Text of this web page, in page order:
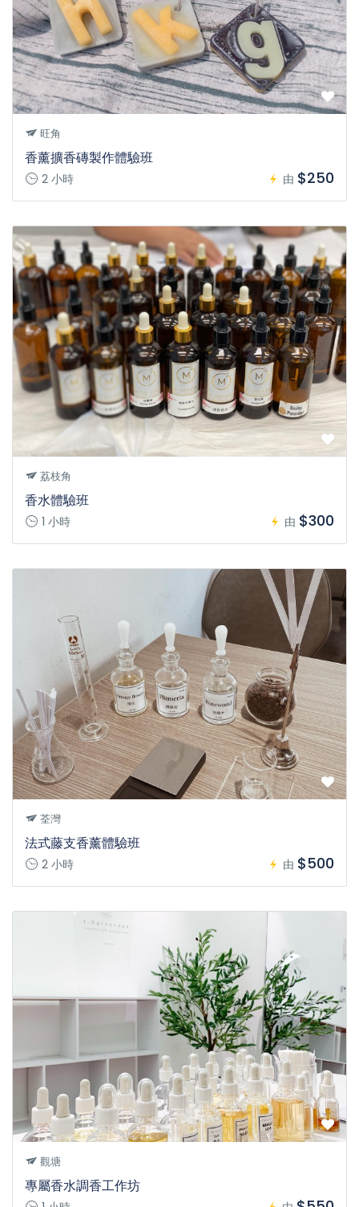
旺角
香薰擴香磚製作體驗班
2 小時 由 $250
荔枝角
香水體驗班
1 小時 由 $300
荃灣
法式藤支香薰體驗班
2 小時 由 $500
觀塘
專屬香水調香工作坊